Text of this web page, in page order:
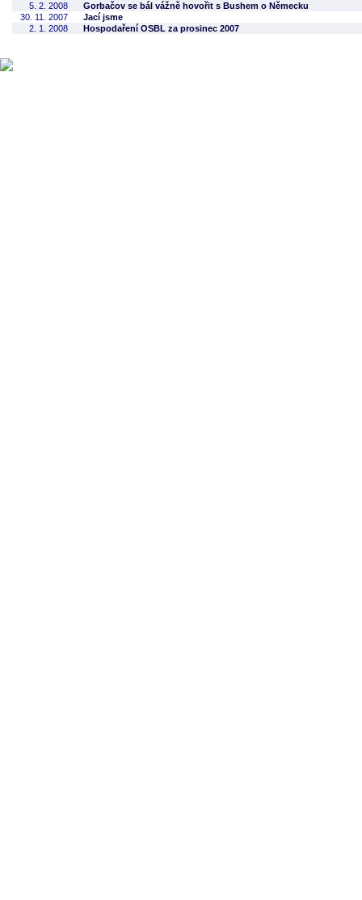
5. 2. 2008
Gorbačov se bál vážně hovořit s Bushem o Německu
30. 11. 2007
Jací jsme
2. 1. 2008
Hospodaření OSBL za prosinec 2007